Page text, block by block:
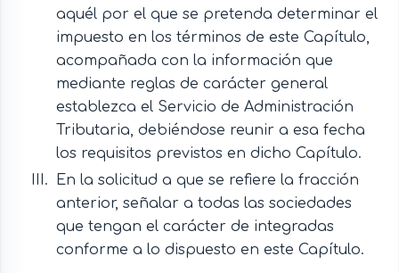
aquél por el que se pretenda determinar el
impuesto en los términos de este Capítulo,
acompañada con la información que
mediante reglas de carácter general
establezca el Servicio de Administración
Tributaria, debiéndose reunir a esa fecha
los requisitos previstos en dicho Capítulo.
En la solicitud a que se refiere la fracción
anterior, señalar a todas las sociedades
que tengan el carácter de integradas
conforme a lo dispuesto en este Capítulo.